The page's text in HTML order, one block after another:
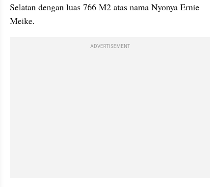
Selatan dengan luas 766 M2 atas nama Nyonya Ernie
Meike.
ADVERTISEMENT